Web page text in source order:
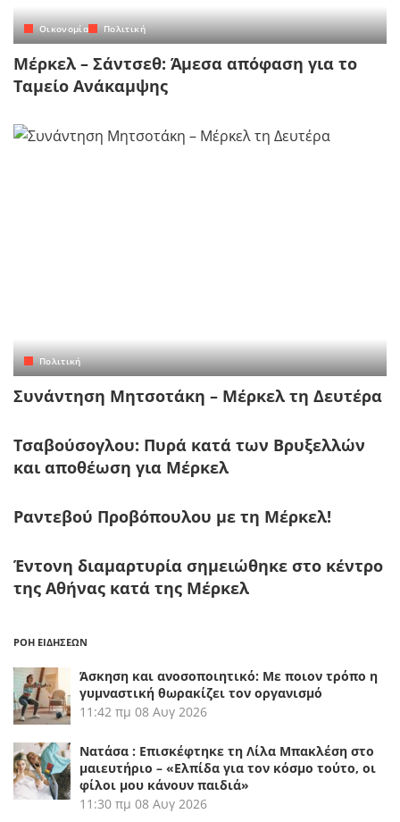
Οικονομία Πολιτική
Μέρκελ – Σάντσεθ: Άμεσα απόφαση για το
Ταμείο Ανάκαμψης
Πολιτική
Συνάντηση Μητσοτάκη – Μέρκελ τη Δευτέρα
Τσαβούσογλου: Πυρά κατά των Βρυξελλών
και αποθέωση για Μέρκελ
Ραντεβού Προβόπουλου με τη Μέρκελ!
Έντονη διαμαρτυρία σημειώθηκε στο κέντρο
της Αθήνας κατά της Μέρκελ
ΡΟΗ ΕΙΔΗΣΕΩΝ
Άσκηση και ανοσοποιητικό: Με ποιον τρόπο η
γυμναστική θωρακίζει τον οργανισμό
11:42 πμ 08 Αυγ 2026
Νατάσα : Επισκέφτηκε τη Λίλα Μπακλέση στο
μαιευτήριο – «Ελπίδα για τον κόσμο τούτο, οι
φίλοι μου κάνουν παιδιά»
11:30 πμ 08 Αυγ 2026